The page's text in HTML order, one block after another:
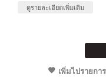
ดูรายละเอียดเพิ่มเติม
เพิ่มไปรายกา